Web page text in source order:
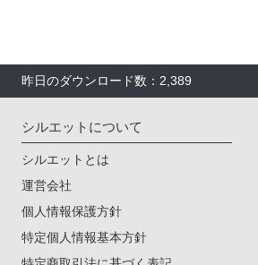
昨日のダウンロード数：2,389
シルエットについて
シルエットとは
運営会社
個人情報保護方針
特定個人情報基本方針